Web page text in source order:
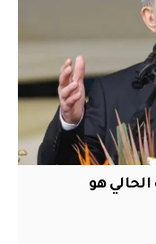
الحالي هو